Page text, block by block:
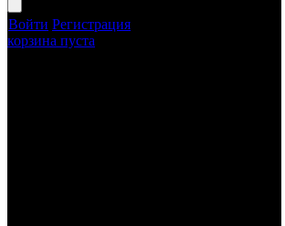
Войти Регистрация
корзина пуста